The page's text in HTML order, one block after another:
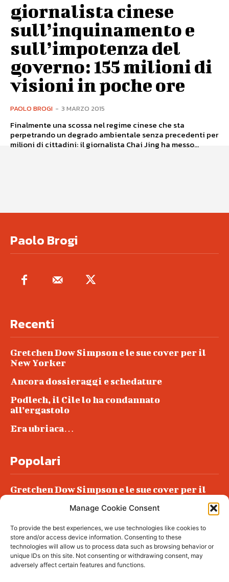
Manage Cookie Consent
To provide the best experiences, we use technologies like cookies to
store and/or access device information. Consenting to these
technologies will allow us to process data such as browsing behavior or
unique IDs on this site. Not consenting or withdrawing consent, may
adversely affect certain features and functions.
giornalista cinese
sull’inquinamento e
sull’impotenza del
governo: 155 milioni di
visioni in poche ore
PAOLO BROGI - 3 MARZO 2015
Finalmente una scossa nel regime cinese che sta
perpetrando un degrado ambientale senza precedenti per
milioni di cittadini: il giornalista Chai Jing ha messo...
Paolo Brogi
Recenti
Gretchen Dow Simpson e le sue cover per il
New Yorker
Ancora dossieraggi e schedature
Podlech, il Cile lo ha condannato
all’ergastolo
Era ubriaca…
Popolari
Gretchen Dow Simpson e le sue cover per il
Podlech, il Cile lo ha condannato
all’ergastolo
Era ubriaca…